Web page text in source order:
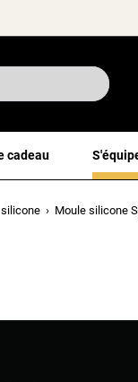
cadeau
Moule silicone